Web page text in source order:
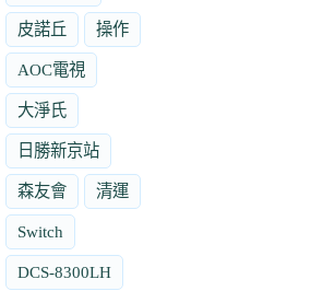
皮諾丘 操作
AOC電視
大淨氏
日勝新京站
森友會 清運
Switch
DCS-8300LH